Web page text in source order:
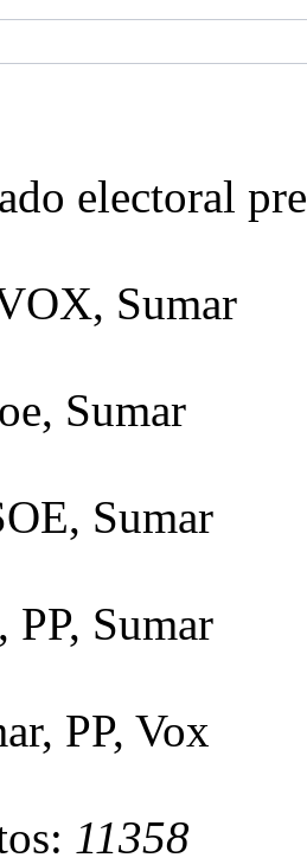
electoral
Sumar
Sumar
Sumar
PP, Sumar
PP, Vox
11358